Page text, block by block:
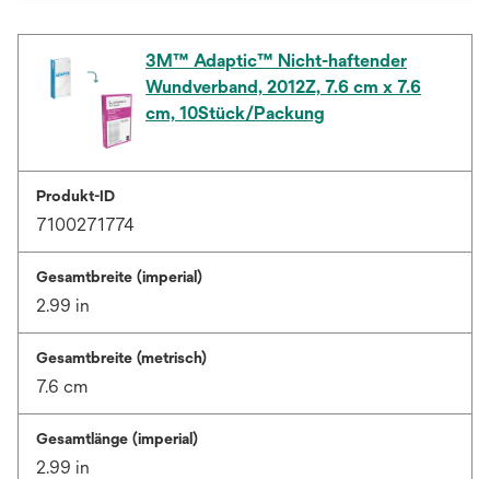
3M™ Adaptic™ Nicht-haftender
Wundverband, 2012Z, 7.6 cm x 7.6
cm, 10Stück/Packung
Produkt-ID
7100271774
Gesamtbreite (imperial)
2.99 in
Gesamtbreite (metrisch)
7.6 cm
Gesamtlänge (imperial)
2.99 in